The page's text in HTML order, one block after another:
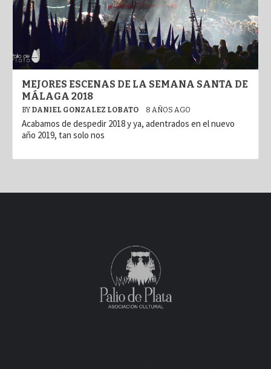
MEJORES ESCENAS DE LA SEMANA SANTA DE
MÁLAGA 2018
BY DANIEL GONZALEZ LOBATO 8 AÑOS AGO
Acabamos de despedir 2018 y ya, adentrados en el nuevo
año 2019, tan solo nos